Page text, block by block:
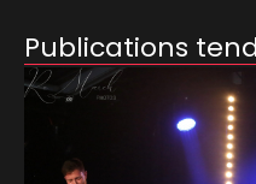
Publications